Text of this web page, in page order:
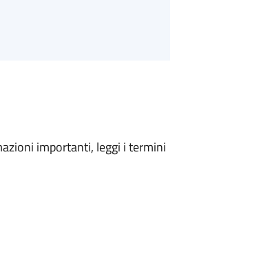
importanti, leggi i termini